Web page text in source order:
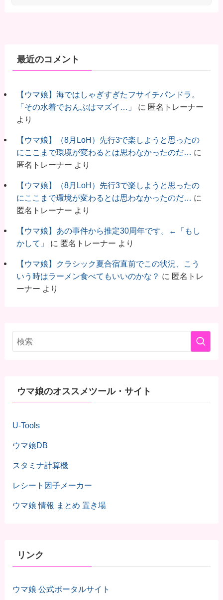
最近のコメント
【ウマ娘】海ではしゃぎすぎたフサイチパンドラ。
「その水着でおんぶはマズイ…」
に 匿名トレーナー
より
【ウマ娘】（8月LoH）先行3で楽しようと思ったの
にここまで環境が変わるとは思わなかったのだ… に
匿名トレーナー より
【ウマ娘】（8月LoH）先行3で楽しようと思ったの
にここまで環境が変わるとは思わなかったのだ… に
匿名トレーナー より
【ウマ娘】あの事件から推定30周年です。←「もし
かして」
に 匿名トレーナー より
【ウマ娘】クラシック夏合宿直前でこの状況、こう
いう時はラーメン食べてもいいのかな？ に 匿名トレ
ーナー より
ウマ娘のオススメツール・サイト
U-Tools
ウマ娘DB
スタミナ計算機
レシート因子メーカー
ウマ娘 情報 まとめ 置き場
リンク
ウマ娘 公式ポータルサイト